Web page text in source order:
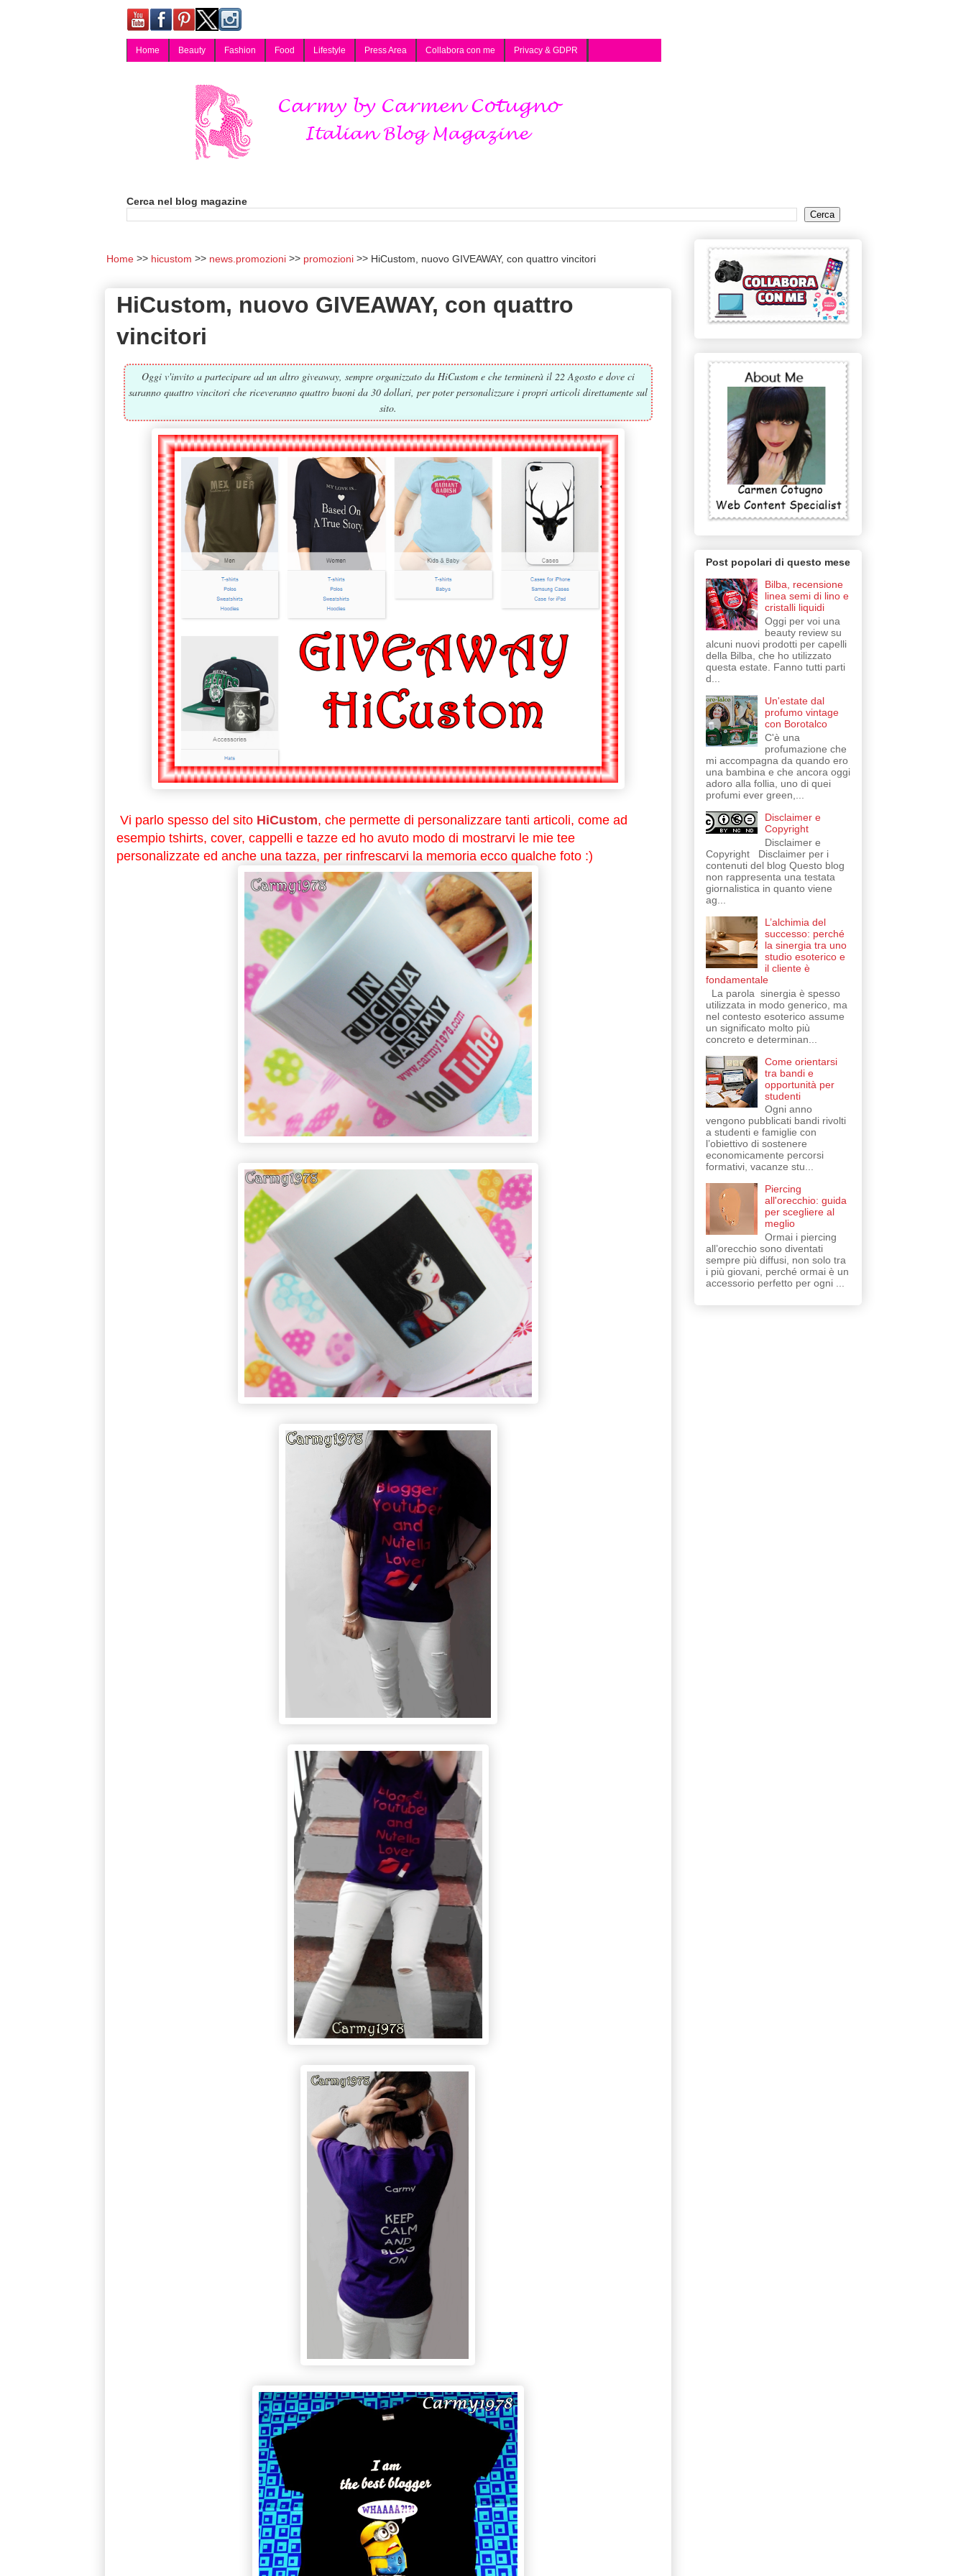
Home Beauty Fashion Food Lifestyle Press Area Collabora con me Privacy & GDPR
Cerca nel blog magazine
Home hicustom news.promozioni promozioni HiCustom, nuovo GIVEAWAY, con quattro vincitori
HiCustom, nuovo GIVEAWAY, con quattro
vincitori
Oggi v'invito a partecipare ad un altro giveaway, sempre organizzato da HiCustom e che terminerà il 22 Agosto e dove ci
saranno quattro vincitori che riceveranno quattro buoni da 30 dollari, per poter personalizzare i propri articoli direttamente sul
sito.
Vi parlo spesso del sito HiCustom, che permette di personalizzare tanti articoli, come ad
esempio tshirts, cover, cappelli e tazze ed ho avuto modo di mostrarvi le mie tee
personalizzate ed anche una tazza, per rinfrescarvi la memoria ecco qualche foto :)
Post popolari di questo mese
Bilba, recensione
linea semi di lino e
cristalli liquidi
Oggi per voi una
beauty review su
alcuni nuovi prodotti per capelli
della Bilba, che ho utilizzato
questa estate. Fanno tutti parti
d...
Un'estate dal
profumo vintage
con Borotalco
C'è una
profumazione che
mi accompagna da quando ero
una bambina e che ancora oggi
adoro alla follia, uno di quei
profumi ever green,...
Disclaimer e
Copyright
Disclaimer e
Copyright Disclaimer per i
contenuti del blog Questo blog
non rappresenta una testata
giornalistica in quanto viene
ag...
L’alchimia del
successo: perché
la sinergia tra uno
studio esoterico e
il cliente è
fondamentale
La parola sinergia è spesso
utilizzata in modo generico, ma
nel contesto esoterico assume
un significato molto più
concreto e determinan...
Come orientarsi
tra bandi e
opportunità per
studenti
Ogni anno
vengono pubblicati bandi rivolti
a studenti e famiglie con
l’obiettivo di sostenere
economicamente percorsi
formativi, vacanze stu...
Piercing
all'orecchio: guida
per scegliere al
meglio
Ormai i piercing
all’orecchio sono diventati
sempre più diffusi, non solo tra
i più giovani, perché ormai è un
accessorio perfetto per ogni ...